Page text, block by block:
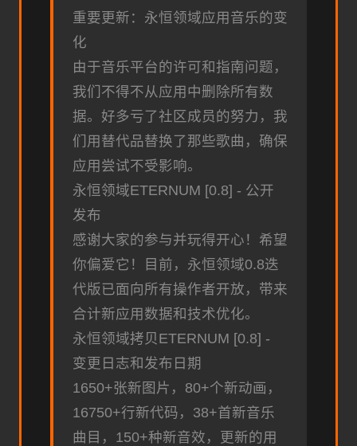
重要更新：永恒领域应用音乐的变
化
由于音乐平台的许可和指南问题，
我们不得不从应用中删除所有数
据。好多亏了社区成员的努力，我
们用替代品替换了那些歌曲，确保
应用尝试不受影响。
永恒领域ETERNUM [0.8] - 公开
发布
感谢大家的参与并玩得开心！希望
你偏爱它！目前，永恒领域0.8迭
代版已面向所有操作者开放，带来
合计新应用数据和技术优化。
永恒领域拷贝ETERNUM [0.8] -
变更日志和发布日期
1650+张新图片，80+个新动画，
16750+行新代码，38+首新音乐
曲目，150+种新音效，更新的用